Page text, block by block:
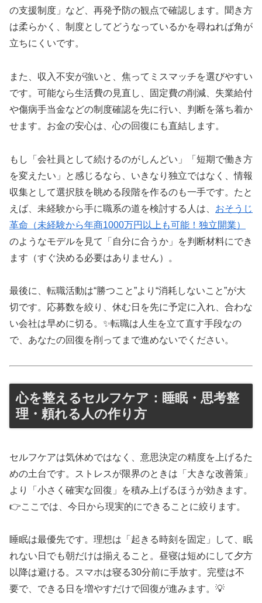
の支援制度」など、再発予防の観点で確認します。聞き方
は柔らかく、制度としてどうなっているかを尋ねれば角が
立ちにくいです。
また、収入不安が強いと、焦ってミスマッチを選びやすい
です。可能なら生活費の見直し、固定費の削減、失業給付
や傷病手当金などの制度確認を先に行い、判断を落ち着か
せます。お金の安心は、心の回復にも直結します。
もし「会社員として続けるのがしんどい」「短期で働き方
を変えたい」と感じるなら、いきなり独立ではなく、情報
収集として選択肢を眺める段階を作るのも一手です。たと
えば、未経験から手に職系の道を検討する人は、 おそうじ
革命（未経験から年商1000万円以上も可能！独立開業）
のようなモデルを見て「自分に合うか」を判断材料にでき
ます（すぐ決める必要はありません）。
最後に、転職活動は“勝つこと”より“消耗しないこと”が大
切です。応募数を絞り、休む日を先に予定に入れ、合わな
い会社は早めに切る。✨転職は人生を立て直す手段なの
で、あなたの回復を削ってまで進めないでください。
心を整えるセルフケア：睡眠・思考整
理・頼れる人の作り方
セルフケアは気休めではなく、意思決定の精度を上げるた
めの土台です。ストレスが限界のときは「大きな改善策」
より「小さく確実な回復」を積み上げるほうが効きます。
👉ここでは、今日から現実的にできることに絞ります。
睡眠は最優先です。理想は「起きる時刻を固定」して、眠
れない日でも朝だけは揃えること。昼寝は短めにして夕方
以降は避ける。スマホは寝る30分前に手放す。完璧は不
要で、できる日を増やすだけで回復が進みます。💡